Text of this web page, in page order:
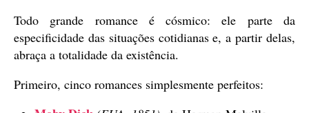
Todo grande romance é cósmico: ele parte da
especificidade das situações cotidianas e, a partir delas,
abraça a totalidade da existência.
Primeiro, cinco romances simplesmente perfeitos: